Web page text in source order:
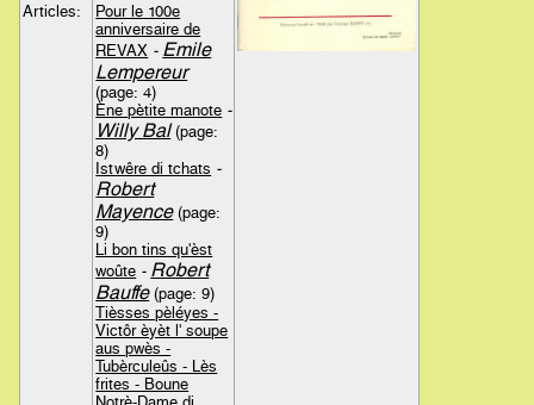
Articles:
Pour le 100e
anniversaire de
REVAX - Emile
Lempereur
(page: 4)
Ène pètite manote -
Willy Bal(page:
8)
Istwêre di tchats -
Robert
Mayence(page:
9)
Li bon tins qu'èst
woûte - Robert
Bauffe(page: 9)
Tièsses pèléyes -
Victôr èyèt l' soupe
aus pwès -
Tubèrculeûs - Lès
frites - Boune